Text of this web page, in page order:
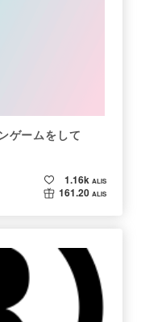
ゲームをして
1.16k ALIS
161.20 ALIS